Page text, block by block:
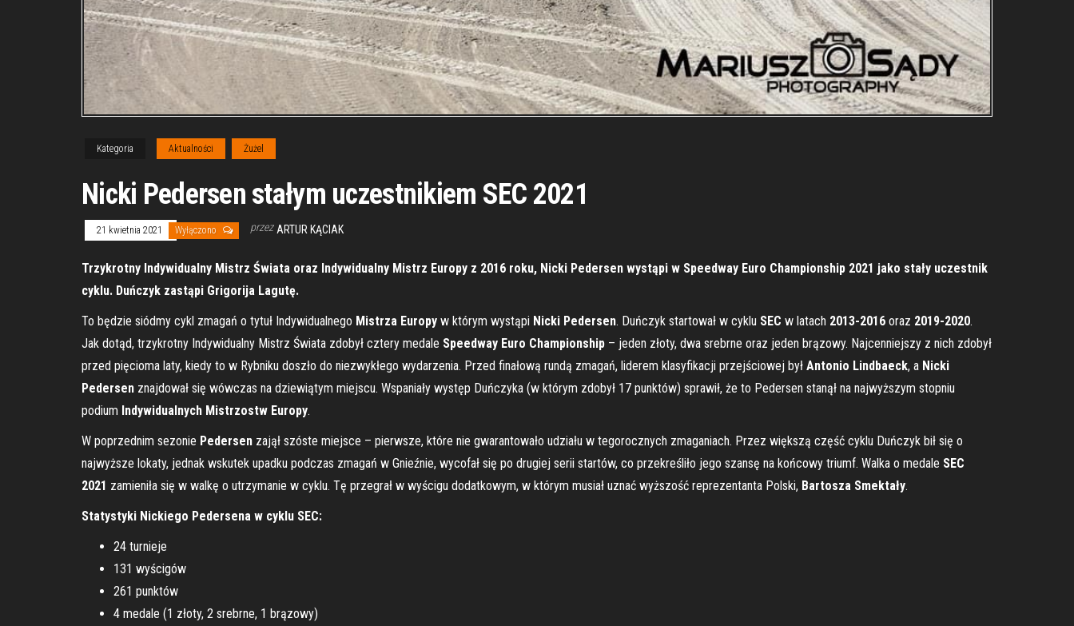
Kategoria Aktualności Żużel
Nicki Pedersen stałym uczestnikiem SEC 2021
21 kwietnia 2021 Wyłączono przez ARTUR KĄCIAK
Trzykrotny Indywidualny Mistrz Świata oraz Indywidualny Mistrz Europy z 2016 roku, Nicki Pedersen wystąpi w Speedway Euro Championship 2021 jako stały uczestnik
cyklu. Duńczyk zastąpi Grigorija Lagutę.
To będzie siódmy cykl zmagań o tytuł Indywidualnego Mistrza Europy w którym wystąpi Nicki Pedersen. Duńczyk startował w cyklu SEC w latach 2013-2016 oraz 2019-2020.
Jak dotąd, trzykrotny Indywidualny Mistrz Świata zdobył cztery medale Speedway Euro Championship – jeden złoty, dwa srebrne oraz jeden brązowy. Najcenniejszy z nich zdobył
przed pięcioma laty, kiedy to w Rybniku doszło do niezwykłego wydarzenia. Przed finałową rundą zmagań, liderem klasyfikacji przejściowej był Antonio Lindbaeck, a Nicki
Pedersen znajdował się wówczas na dziewiątym miejscu. Wspaniały występ Duńczyka (w którym zdobył 17 punktów) sprawił, że to Pedersen stanął na najwyższym stopniu
podium Indywidualnych Mistrzostw Europy.
W poprzednim sezonie Pedersen zajął szóste miejsce – pierwsze, które nie gwarantowało udziału w tegorocznych zmaganiach. Przez większą część cyklu Duńczyk bił się o
najwyższe lokaty, jednak wskutek upadku podczas zmagań w Gnieźnie, wycofał się po drugiej serii startów, co przekreśliło jego szansę na końcowy triumf. Walka o medale SEC
2021 zamieniła się w walkę o utrzymanie w cyklu. Tę przegrał w wyścigu dodatkowym, w którym musiał uznać wyższość reprezentanta Polski, Bartosza Smektały.
Statystyki Nickiego Pedersena w cyklu SEC:
24 turnieje
131 wyścigów
261 punktów
4 medale (1 złoty, 2 srebrne, 1 brązowy)